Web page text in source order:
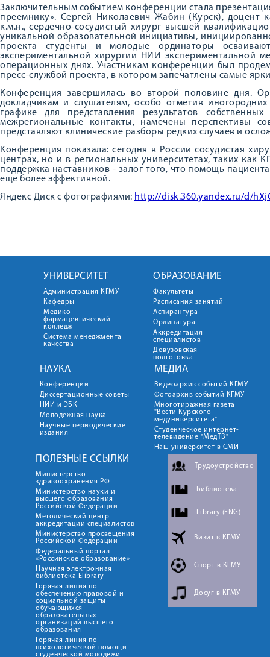
Заключительным событием конференции стала
преемнику». Сергей Николаевич Жабин (Курск), доцент
к.м.н., сердечно-сосудистый хирург высшей
уникальной образовательной инициативы,
проекта студенты и молодые ординаторы
экспериментальной хирургии НИИ экспериментальной
операционных днях. Участникам конференции был
пресс-службой проекта, в котором запечатлены самые
Конференция завершилась во второй половине дня.
докладчикам и слушателям, особо отметив
графике для представления результатов
межрегиональные контакты, намечены перспективы
представляют клинические разборы редких случаев и
Конференция показала: сегодня в России сосудистая
центрах, но и в региональных университетах, таких как
поддержка наставников - залог того, что помощь
еще более эффективной.
Яндекс Диск с фотографиями: http://disk.360.yandex.ru/d/
УНИВЕРСИТЕТ
Администрация КГМУ
Кафедры
Медико-
фармацевтический
колледж
Система менеджмента
качества
ОБРАЗОВАНИЕ
Факультеты
Расписания занятий
Аспирантура
Ординатура
Аккредитация
специалистов
Довузовская
подготовка
НАУКА
Конференции
Диссертационные советы
НИИ и ЭБК
Молодежная наука
Научные периодические
издания
МЕДИА
Видеоархив событий КГМУ
Фотоархив событий КГМУ
Многотиражная газета
"Вести Курского
медуниверситета"
Студенческое интернет-
телевидение "МедТВ"
Наш университет в СМИ
ПОЛЕЗНЫЕ ССЫЛКИ
Министерство
здравоохранения РФ
Министерство науки и
высшего образования
Российской Федерации
Методический центр
аккредитации специалистов
Министерство просвещения
Российской Федерации
Федеральный портал
«Российское образование»
Научная электронная
библиотека Elibrary
Горячая линия по
обеспечению правовой и
социальной защиты
обучающихся
образовательных
организаций высшего
образования
Горячая линия по
психологической помощи
студенческой молодежи
Трудоустройство
Библиотека
Library (ENG)
Визит в КГМУ
Спорт в КГМУ
Досуг в КГМУ